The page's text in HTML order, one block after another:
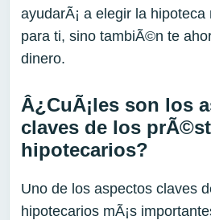
ayudarÃ¡ a elegir la hipoteca
para ti, sino tambiÃ©n te
dinero.
Â¿CuÃ¡les son los
claves de los
hipotecarios?
Uno de los aspectos claves
hipotecarios mÃ¡s